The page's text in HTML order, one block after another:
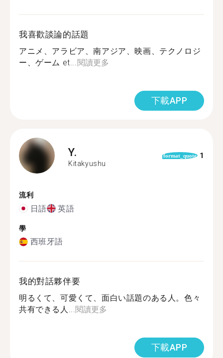
我喜歡談論的話題
アニメ、アラビア、南アジア、映画、テクノロジ
ー、ゲーム et...閱讀更多
下載APP
Y.
Kitakyushu
format_quote 1
流利
日語 英語
學
西班牙語
我的對話夥伴要
明るくて、可愛くて、面白い話題のある人。色々
共有できる人...閱讀更多
下載APP